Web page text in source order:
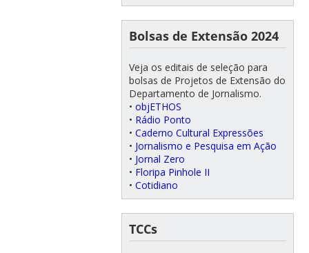
Bolsas de Extensão 2024
Veja os editais de seleção para
bolsas de Projetos de Extensão do
Departamento de Jornalismo.
• objETHOS
• Rádio Ponto
• Caderno Cultural Expressões
• Jornalismo e Pesquisa em Ação
• Jornal Zero
• Floripa Pinhole II
• Cotidiano
TCCs